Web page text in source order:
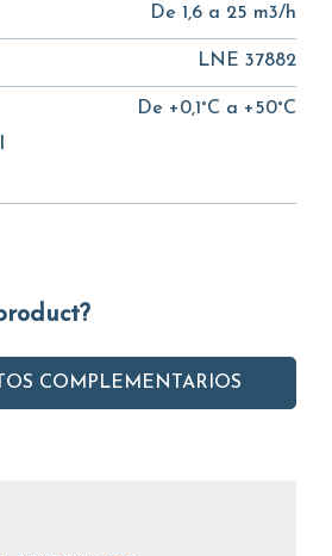
De 1,6 a 25 m3/h
LNE 37882
De +0,1°C a +50°C
COMPLEMENTARIOS